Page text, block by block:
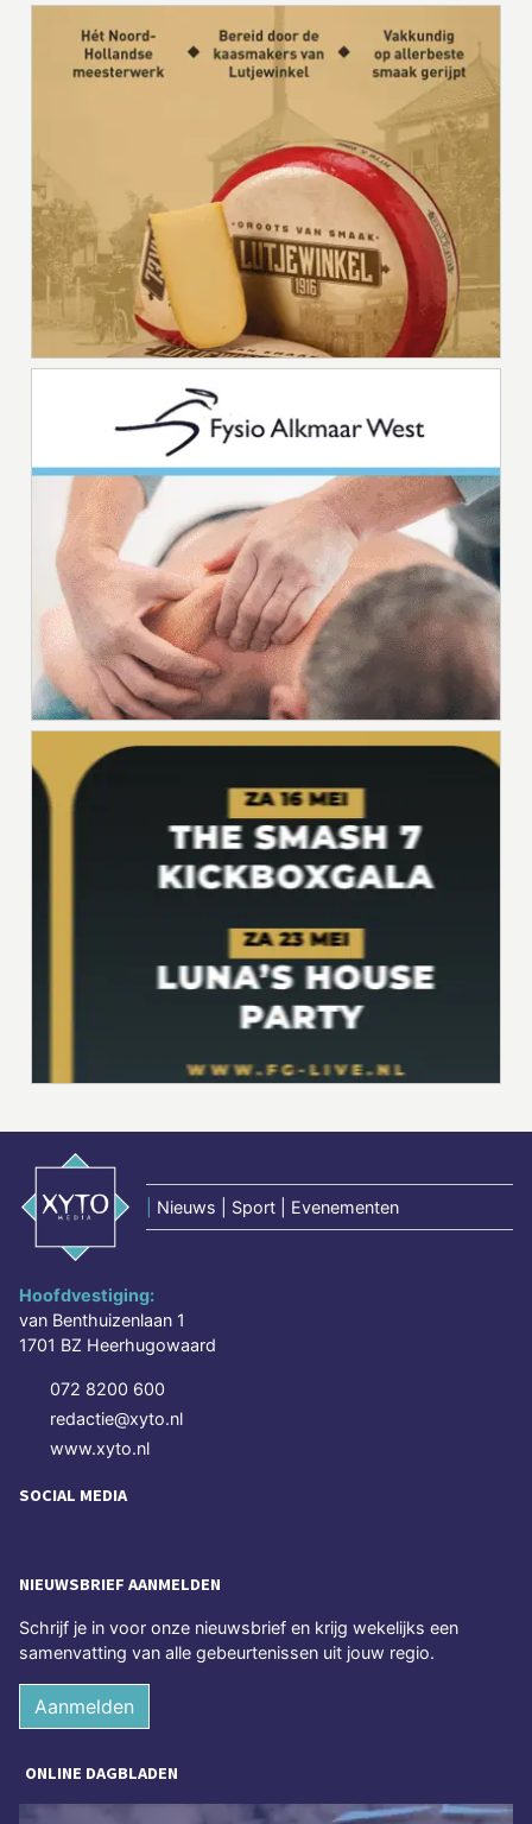
Nieuws | Sport | Evenementen
Hoofdvestiging:
van Benthuizenlaan 1
1701 BZ Heerhugowaard
072 8200 600
redactie@xyto.nl
www.xyto.nl
SOCIAL MEDIA
NIEUWSBRIEF AANMELDEN
Schrijf je in voor onze nieuwsbrief en krijg wekelijks een
samenvatting van alle gebeurtenissen uit jouw regio.
Aanmelden
ONLINE DAGBLADEN